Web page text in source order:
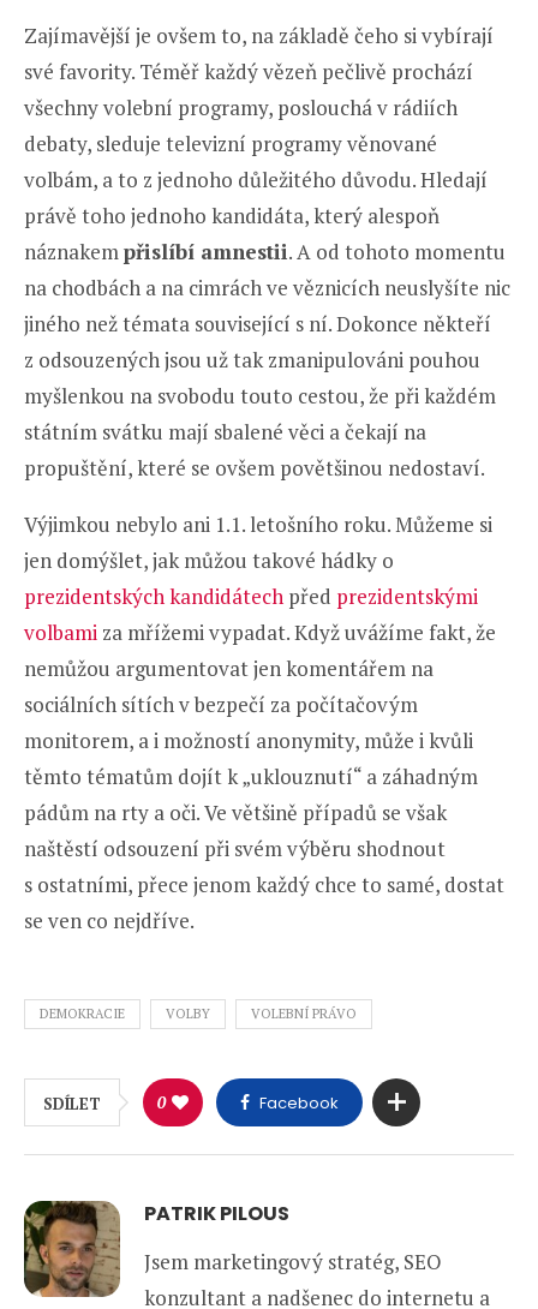
Zajímavější je ovšem to, na základě čeho si vybírají
své favority. Téměř každý vězeň pečlivě prochází
všechny volební programy, poslouchá v rádiích
debaty, sleduje televizní programy věnované
volbám, a to z jednoho důležitého důvodu. Hledají
právě toho jednoho kandidáta, který alespoň
náznakempřislíbí amnestii. A od tohoto momentu
na chodbách a na cimrách ve věznicích neuslyšíte nic
jiného než témata související s ní. Dokonce někteří
z odsouzených jsou už tak zmanipulováni pouhou
myšlenkou na svobodu touto cestou, že při každém
státním svátku mají sbalené věci a čekají na
propuštění, které se ovšem povětšinou nedostaví.
Výjimkou nebylo ani 1.1. letošního roku. Můžeme si
jen domýšlet, jak můžou takové hádky o
prezidentských kandidátech před prezidentskými
volbami za mřížemi vypadat. Když uvážíme fakt, že
nemůžou argumentovat jen komentářem na
sociálních sítích v bezpečí za počítačovým
monitorem, a i možností anonymity, může i kvůli
těmto tématům dojít k „uklouznutí“ a záhadným
pádům na rty a oči. Ve většině případů se však
naštěstí odsouzení při svém výběru shodnout
s ostatními, přece jenom každý chce to samé, dostat
se ven co nejdříve.
DEMOKRACIE VOLBY VOLEBNÍ PRÁVO
SDÍLET 0 Facebook
PATRIK PILOUS
Jsem marketingový stratég, SEO
konzultant a nadšenec do internetu a